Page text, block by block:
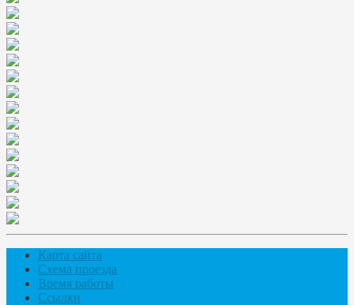
Карта сайта
Схема проезда
Время работы
Ссылки